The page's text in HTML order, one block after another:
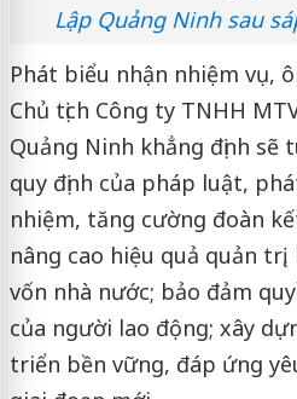
Lập Quảng Ninh sau
Phát biểu nhận nhiệm vụ,
Chủ tịch Công ty TNHH
Quảng Ninh khẳng định sẽ
quy định của pháp luật,
nhiệm, tăng cường đoàn
nâng cao hiệu quả quản
vốn nhà nước; bảo đảm
của người lao động; xây
triển bền vững, đáp ứng